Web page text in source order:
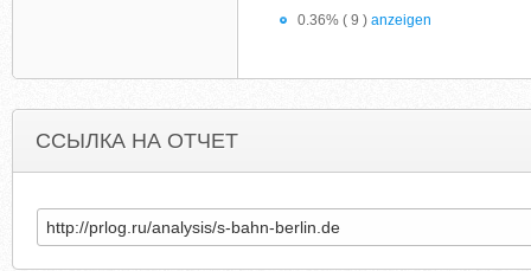
0.36% ( 9 ) anzeigen
ССЫЛКА НА ОТЧЕТ